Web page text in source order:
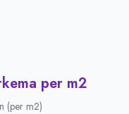
per m2
(per m2)